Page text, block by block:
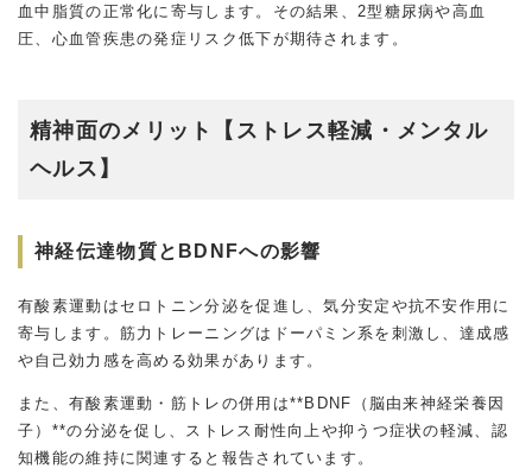
血中脂質の正常化に寄与します。その結果、2型糖尿病や高血
圧、心血管疾患の発症リスク低下が期待されます。
精神面のメリット【ストレス軽減・メンタル
ヘルス】
神経伝達物質とBDNFへの影響
有酸素運動はセロトニン分泌を促進し、気分安定や抗不安作用に
寄与します。筋力トレーニングはドーパミン系を刺激し、達成感
や自己効力感を高める効果があります。
また、有酸素運動・筋トレの併用は**BDNF（脳由来神経栄養因
子）**の分泌を促し、ストレス耐性向上や抑うつ症状の軽減、認
知機能の維持に関連すると報告されています。